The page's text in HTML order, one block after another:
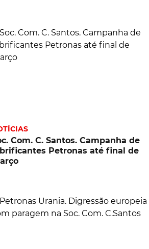
Com. C. Santos. Campanha de
Petronas até final de